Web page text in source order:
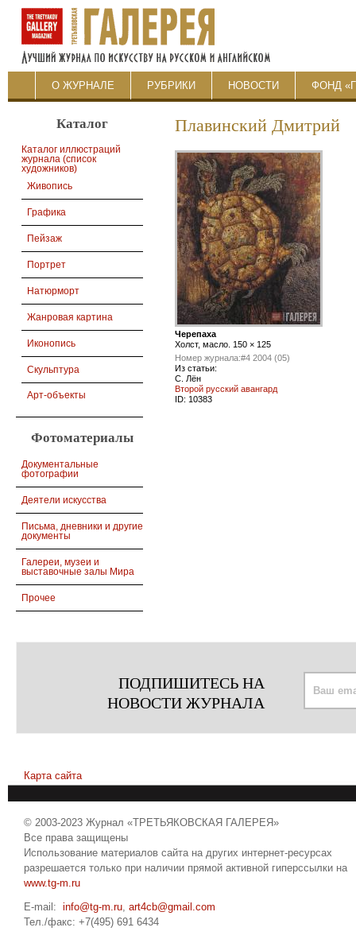
О ЖУРНАЛЕ РУБРИКИ НОВОСТИ ФОНД
Каталог
Каталог иллюстраций
журнала (список
художников)
Живопись
Графика
Пейзаж
Портрет
Натюрморт
Жанровая картина
Иконопись
Скульптура
Арт-объекты
Фотоматериалы
Документальные
фотографии
Деятели искусства
Письма, дневники и другие
документы
Галереи, музеи и
выставочные залы Мира
Прочее
Плавинский Дмитрий
Черепаха
Холст, масло. 150 × 125
Номер журнала:#4 2004 (05)
Из статьи:
С. Лён
Второй русский авангард
ID: 10383
ПОДПИШИТЕСЬ НА
НОВОСТИ ЖУРНАЛА
Карта сайта
© 2003-2023 Журнал «ТРЕТЬЯКОВСКАЯ ГАЛЕРЕЯ»
Все права защищены
Использование материалов сайта на других интернет-ресурсах
разрешается только при наличии прямой активной гиперссылки на
www.tg-m.ru
E-mail: info@tg-m.ru, art4cb@gmail.com
Тел./факс: +7(495) 691 6434